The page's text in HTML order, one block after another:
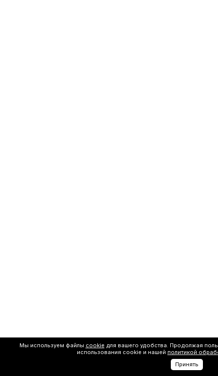
Мы используем файлы cookie для вашего удобства. Продолжая
использования cookie и нашей политикой
Принять